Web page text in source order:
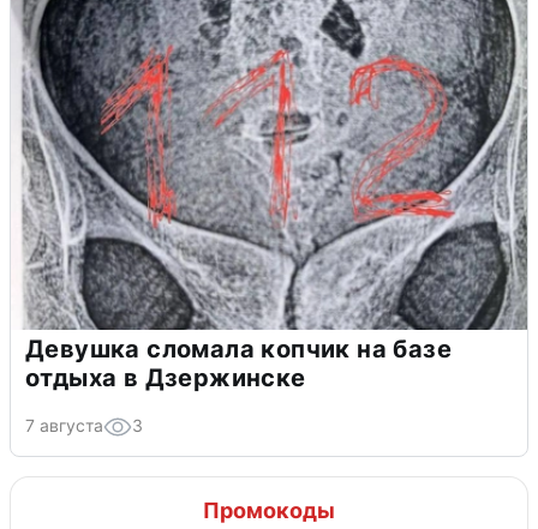
Девушка сломала копчик на базе
отдыха в Дзержинске
7 августа 3
Промокоды